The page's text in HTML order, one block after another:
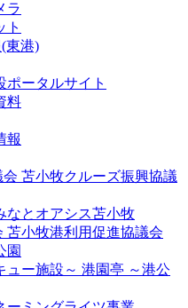
ラ
ト
東港)
ポータルサイト
料
報
苫小牧クルーズ振興協議
なとオアシス苫小牧
苫小牧港利用促進協議会
園
港園亭 ～港公